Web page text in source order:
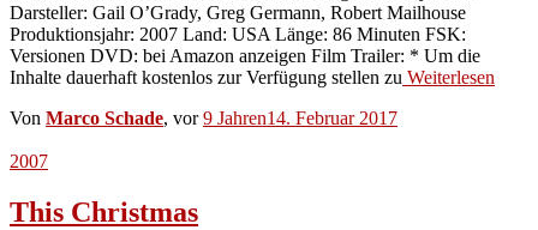
Darsteller: Gail O’Grady, Greg Germann, Robert Mailhouse
Produktionsjahr: 2007 Land: USA Länge: 86 Minuten FSK:
Versionen DVD: bei Amazon anzeigen Film Trailer: * Um die
Inhalte dauerhaft kostenlos zur Verfügung stellen zu Weiterlesen
Von Marco Schade, vor9 Jahren14. Februar 2017
2007
This Christmas